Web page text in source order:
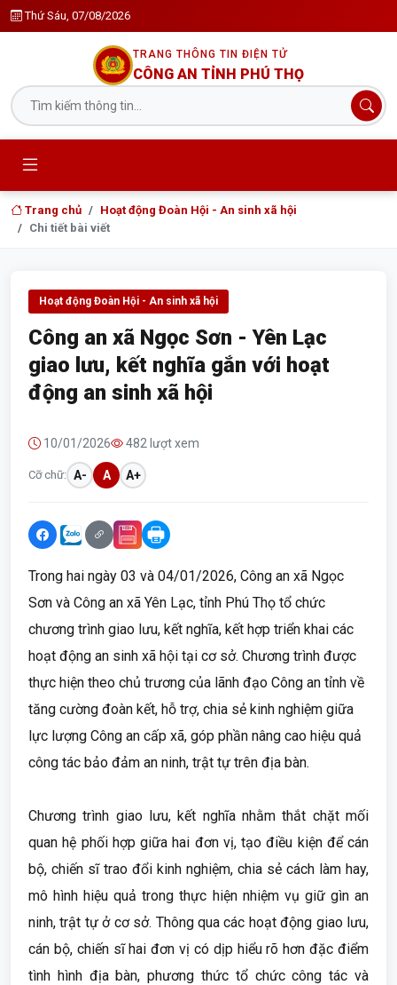
Thứ Sáu, 07/08/2026
TRANG THÔNG TIN ĐIỆN TỬ
CÔNG AN TỈNH PHÚ THỌ
Trang chủ
Hoạt động Đoàn Hội - An sinh xã hội
Chi tiết bài viết
Hoạt động Đoàn Hội - An sinh xã hội
Công an xã Ngọc Sơn - Yên Lạc
giao lưu, kết nghĩa gắn với hoạt
động an sinh xã hội
10/01/2026 482 lượt xem
Cỡ chữ: A- A A+
Trong hai ngày 03 và 04/01/2026, Công an xã Ngọc
Sơn và Công an xã Yên Lạc, tỉnh Phú Thọ tổ chức
chương trình giao lưu, kết nghĩa, kết hợp triển khai các
hoạt động an sinh xã hội tại cơ sở. Chương trình được
thực hiện theo chủ trương của lãnh đạo Công an tỉnh về
tăng cường đoàn kết, hỗ trợ, chia sẻ kinh nghiệm giữa
lực lượng Công an cấp xã, góp phần nâng cao hiệu quả
công tác bảo đảm an ninh, trật tự trên địa bàn.
Chương trình giao lưu, kết nghĩa nhằm thắt chặt mối
quan hệ phối hợp giữa hai đơn vị, tạo điều kiện để cán
bộ, chiến sĩ trao đổi kinh nghiệm, chia sẻ cách làm hay,
mô hình hiệu quả trong thực hiện nhiệm vụ giữ gìn an
ninh, trật tự ở cơ sở. Thông qua các hoạt động giao lưu,
cán bộ, chiến sĩ hai đơn vị có dịp hiểu rõ hơn đặc điểm
tình hình địa bàn, phương thức tổ chức công tác và